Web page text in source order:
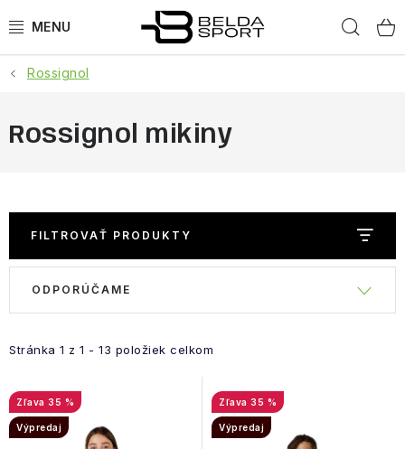
na
ŠPORTY
BEH
OBLEČENIE
OBUV
DOPLNKY
NAŠE SLUŽBY
Rossignol
Rossignol mikiny
FILTROVAŤ PRODUKTY
ý
i
s
p
r
Stránka 1 z 1 - 13 položiek celkom
e
i
e
ODPORÚČAME
35 %
Výpredaj
35 %
Výpredaj